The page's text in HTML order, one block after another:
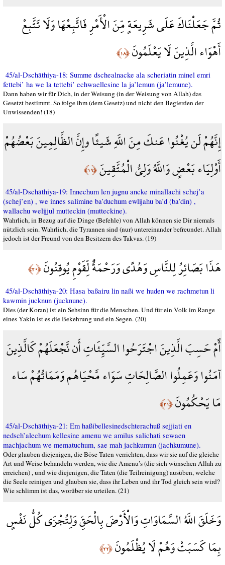
ثُمَّ جَعَلْنَاكَ عَلَى شَرِيعَةٍ مِّنَ الْأَمْرِ فَاتَّبِعْهَا وَلَا تَتَّبِعْ
أَهْوَاء الَّذِينَ لَا يَعْلَمُونَ﴿١٨﴾
45/al-Dschāthiya-18: Summe dschealnacke ala scheriatin minel emri
fettebi’ ha we la tettebi’ echwaellesine la ja’lemun (ja’lemune).
Dann haben wir für Dich, in der Weisung (in der Weisung von Allah) das
Gesetzt bestimmt. So folge ihm (dem Gesetz) und nicht den Begierden der
Unwissenden! (18)
إِنَّهُمْ لَن يُغْنُوا عَنكَ مِنَ اللَّهِ شَيئًا وإِنَّ الظَّالِمِينَ بَعْضُهُمْ
أَوْلِيَاء بَعْضٍ وَاللَّهُ وَلِيُّ الْمُتَّقِينَ﴿١٩﴾
45/al-Dschāthiya-19: Innechum len jugnu ancke minallachi schej’a
(schej’en) , we innes salimine ba’duchum ewlijahu ba’d (ba’din) ,
wallachu welijjul mutteckin (mutteckine).
Wahrlich, in Bezug auf die Dinge (Befehle) von Allah können sie Dir niemals
nützlich sein. Wahrlich, die Tyrannen sind (nur) untereinander befreundet. Allah
jedoch ist der Freund von den Besitzern des Takvas. (19)
هَذَا بَصَائِرُ لِلنَّاسِ وَهُدًى وَرَحْمَةٌ لِّقَوْمِ يُوقِنُونَ﴿٢٠﴾
45/al-Dschāthiya-20: Hasa baßairu lin naßi we huden we rachmetun li
kawmin jucknun (jucknune).
Dies (der Koran) ist ein Sehsinn für die Menschen. Und für ein Volk im Range
eines Yakin ist es die Bekehrung und ein Segen. (20)
أًمْ حَسِبَ الَّذِينَ اجْتَرَحُوا السَّيِّئَاتِ أّن نَّجْعَلَهُمْ كَالَّذِينَ
آمَنُوا وَعَمِلُوا الصَّالِحَاتِ سَوَاء مَّحْيَاهُم وَمَمَاتُهُمْ سَاء
مَا يَحْكُمُونَ﴿٢١﴾
45/al-Dschāthiya-21: Em haßibellesinedschterachuß sejjiati en
nedsch’alechum kellesine amenu we amilus salichati sewaen
machjachum we mematuchum, sae mah jachkumun (jachkumune).
Oder glauben diejenigen, die Böse Taten verrichten, dass wir sie auf die gleiche
Art und Weise behandeln werden, wie die Amenu’s (die sich wünschen Allah zu
erreichen) , und wie diejenigen, die Taten (die Teilreinigung) ausüben, welche
die Seele reinigen und glauben sie, dass ihr Leben und ihr Tod gleich sein wird?
Wie schlimm ist das, worüber sie urteilen. (21)
وَخَلَقَ اللَّهُ السَّمَاوَاتِ وَالْأَرْضَ بِالْحَقِّ وَلِتُجْزَى كُلُّ نَفْسٍ
بِمَا كَسَبَتْ وَهُمْ لَا يُظْلَمُونَ﴿٢٢﴾